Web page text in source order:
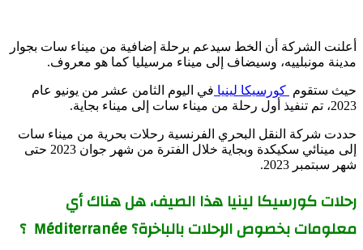
أعلنت الشركة أن الخط سيدعم برحلة إضافية من ميناء سات بجوار
مدينة مونبلييه، وسيضاف إلى ميناء مرسيليا كما هو معروف.
حيث ستقوم كورسيكا لينيا في اليوم الثامن عشر من يونيو عام
2023، تم تنفيذ أول رحلة من ميناء سات إلى ميناء بجاية.
حددت شركة النقل البحري الفرنسية رحلات بحرية من ميناء سات
إلى مينائي سكيكدة وبجاية خلال الفترة من شهر جوان 2023 حتى
شهر سبتمبر 2023.
رحلات كورسيكا لينيا هذا الصيف، هل هناك أي
معلومات بخصوص الرحلات بالباخرة؟
؟